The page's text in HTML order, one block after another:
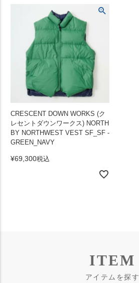
CRESCENT DOWN WORKS (ク
レセントダウンワークス) NORTH
BY NORTHWEST VEST SF_SF -
GREEN_NAVY
¥69,300税込
ITEM
アイテムを探す